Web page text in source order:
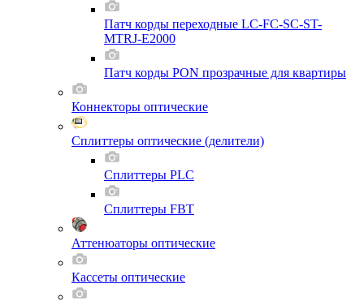
Патч корды переходные LC-FC-SC-ST-
MTRJ-E2000
Патч корды PON прозрачные для квартиры
Коннекторы оптические
Сплиттеры оптические (делители)
Сплиттеры PLC
Сплиттеры FBT
Аттенюаторы оптические
Кассеты оптические